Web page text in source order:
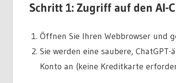
Schritt 1: Zugriff auf den AI-
Öffnen Sie Ihren Webbrowser und
Sie werden eine saubere,
Konto an (keine Kreditkarte